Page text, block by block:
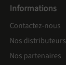
Informations
Contactez-nous
Nos distributeurs
Nos partenaires